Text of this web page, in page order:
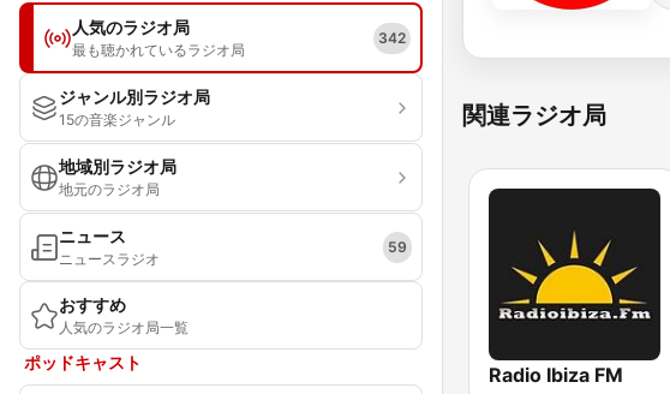
人気のラジオ局
最も聴かれているラジオ局
342
ジャンル別ラジオ局
15の音楽ジャンル
地域別ラジオ局
地元のラジオ局
ニュース
ニュースラジオ
59
おすすめ
人気のラジオ局一覧
ポッドキャスト
関連ラジオ局
Radio Ibiza FM